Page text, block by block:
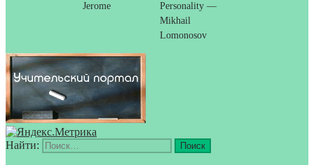
Jerome
Personality —
Mikhail
Lomonosov
Найти: